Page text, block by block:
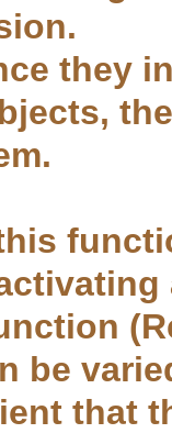
they
be
that